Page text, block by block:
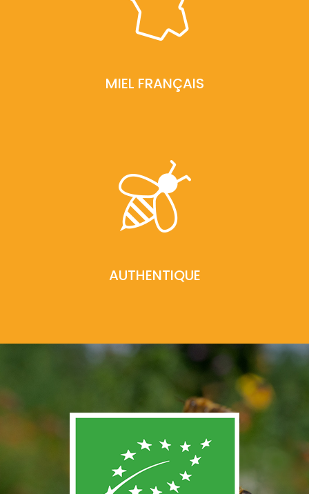
MIEL FRANÇAIS
AUTHENTIQUE